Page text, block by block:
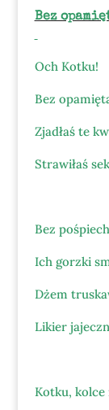
Bez
Och Kotku!
Bez
Zjadłaś te
Strawiłaś
Bez
Ich gorzki
Dżem
Likier
Kotku, kolce